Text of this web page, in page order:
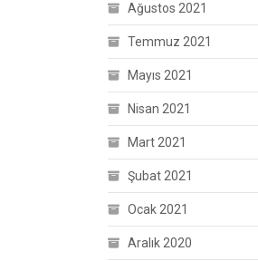
Ağustos 2021
Temmuz 2021
Mayıs 2021
Nisan 2021
Mart 2021
Şubat 2021
Ocak 2021
Aralık 2020